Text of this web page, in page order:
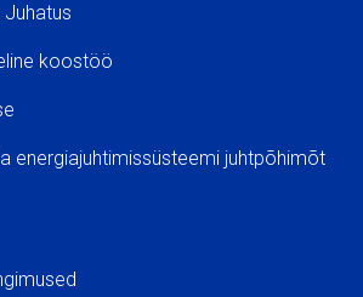
koostöö
energiajuhtimissüsteemi juhtpõhimõt